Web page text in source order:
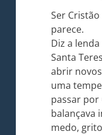
Ser
parece.
Diz a
Santa
abrir
uma
passar por
balançava
medo,